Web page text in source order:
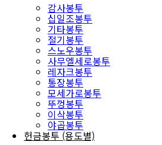
감사봉투
십일조봉투
기타봉투
절기봉투
스노우봉투
사무엘세로봉투
레자크봉투
통장봉투
모세가로봉투
뚜껑봉투
이삭봉투
야곱봉투
헌금봉투 (용도별)